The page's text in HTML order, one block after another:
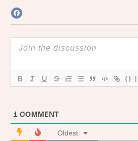
{}
1 COMMENT
Oldest